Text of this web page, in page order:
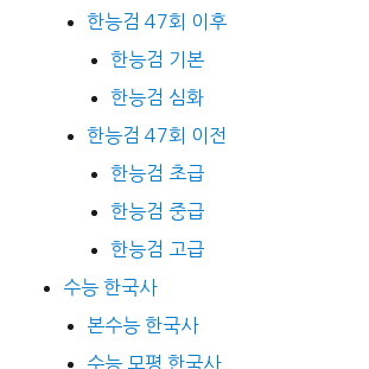
한능검 47회 이후
한능검 기본
한능검 심화
한능검 47회 이전
한능검 초급
한능검 중급
한능검 고급
수능 한국사
본수능 한국사
수능 모평 한국사